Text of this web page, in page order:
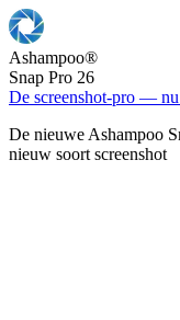
Ashampoo®
Snap Pro 26
De screenshot-pro —
De nieuwe Ashampoo
nieuw soort screenshot